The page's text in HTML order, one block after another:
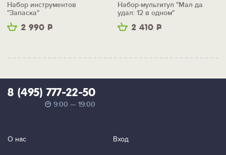
2 990 Р
Набор инструментов
"Запаска"
2 410 Р
Набор-мультитул "Мал да
удал: 12 в одном"
8 (495) 777-22-50
9:00 — 19:00
О нас Вход